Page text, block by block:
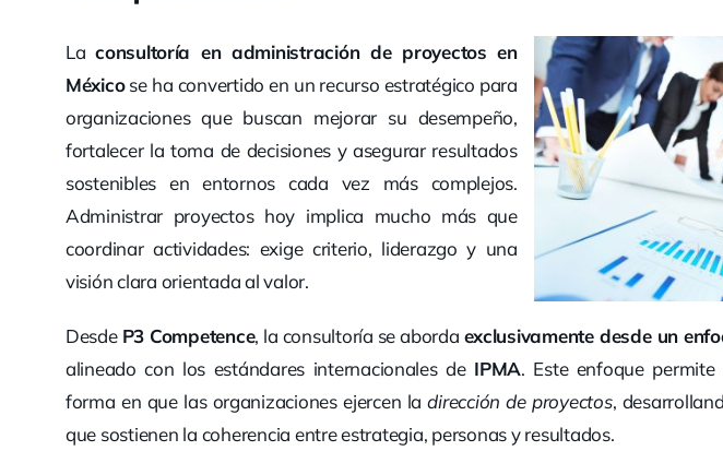
Laconsultoría en administración de proyectos en
Méxicose ha convertido en un recurso estratégico para
organizaciones que buscan mejorar su desempeño,
fortalecer la toma de decisiones y asegurar resultados
sostenibles en entornos cada vez más complejos.
Administrar proyectos hoy implica mucho más que
coordinar actividades: exige criterio, liderazgo y una
visión clara orientada al valor.
Desde P3 Competence, la consultoría se aborda exclusivamente desde un
alineado con los estándares internacionales de IPMA. Este enfoque
forma en que las organizaciones ejercen ladirección de proyectos,
que sostienen la coherencia entre estrategia, personas y resultados.